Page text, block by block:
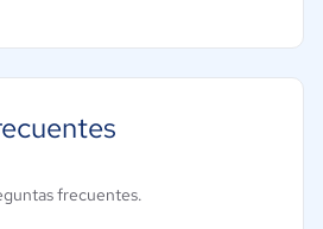
frecuentes.